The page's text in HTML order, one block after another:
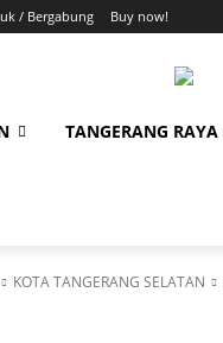
/ Bergabung Buy now!
TANGERANG RAYA
KOTA TANGERANG SELATAN